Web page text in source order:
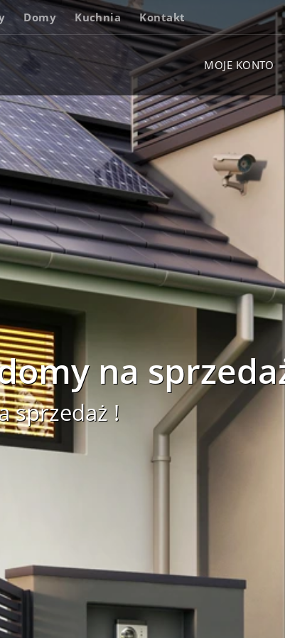
Domy Kuchnia Kontakt
MOJE KONTO
na
sprzedaż !